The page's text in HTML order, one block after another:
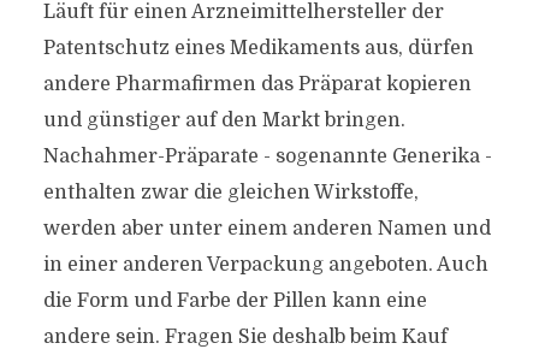
Läuft für einen Arzneimittelhersteller der
Patentschutz eines Medikaments aus, dürfen
andere Pharmafirmen das Präparat kopieren
und günstiger auf den Markt bringen.
Nachahmer-Präparate - sogenannte Generika -
enthalten zwar die gleichen Wirkstoffe,
werden aber unter einem anderen Namen und
in einer anderen Verpackung angeboten. Auch
die Form und Farbe der Pillen kann eine
andere sein. Fragen Sie deshalb beim Kauf